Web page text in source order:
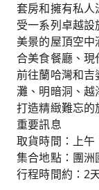
套房和擁有私
受一系列卓越
美景的屋頂空
合美食餐廳、
前往蘭哈灣和
灘、明暗洞、
打造精緻難忘的
重要訊息
取貨時間：上
集合地點：團洲
行程時間約：2